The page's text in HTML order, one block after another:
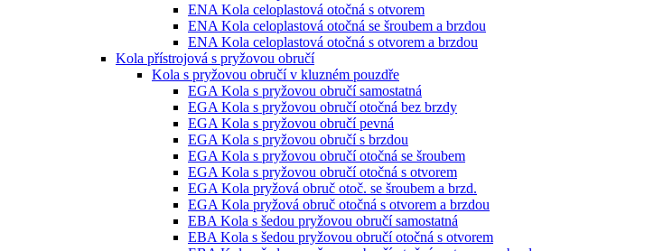
ENA Kola celoplastová otočná s otvorem
ENA Kola celoplastová otočná se šroubem a brzdou
ENA Kola celoplastová otočná s otvorem a brzdou
Kola přístrojová s pryžovou obručí
Kola s pryžovou obručí v kluzném pouzdře
EGA Kola s pryžovou obručí samostatná
EGA Kola s pryžovou obručí otočná bez brzdy
EGA Kola s pryžovou obručí pevná
EGA Kola s pryžovou obručí s brzdou
EGA Kola s pryžovou obručí otočná se šroubem
EGA Kola s pryžovou obručí otočná s otvorem
EGA Kola pryžová obruč otoč. se šroubem a brzd.
EGA Kola pryžová obruč otočná s otvorem a brzdou
EBA Kola s šedou pryžovou obručí samostatná
EBA Kola s šedou pryžovou obručí otočná s otvorem